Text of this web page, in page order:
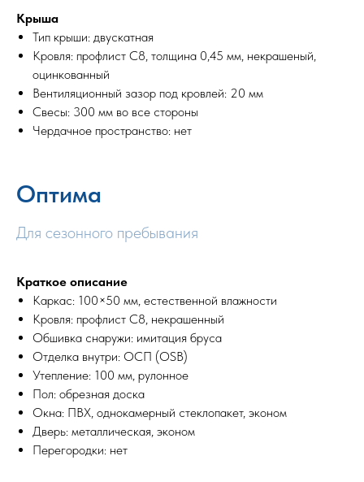
Крыша
Тип крыши: двускатная
Кровля: профлист С8, толщина 0,45 мм, некрашеный,
оцинкованный
Вентиляционный зазор под кровлей: 20 мм
Свесы: 300 мм во все стороны
Чердачное пространство: нет
Оптима
Для сезонного пребывания
Краткое описание
Каркас: 100×50 мм, естественной влажности
Кровля: профлист С8, некрашенный
Обшивка снаружи: имитация бруса
Отделка внутри: ОСП (OSB)
Утепление: 100 мм, рулонное
Пол: обрезная доска
Окна: ПВХ, однокамерный стеклопакет, эконом
Дверь: металлическая, эконом
Перегородки: нет